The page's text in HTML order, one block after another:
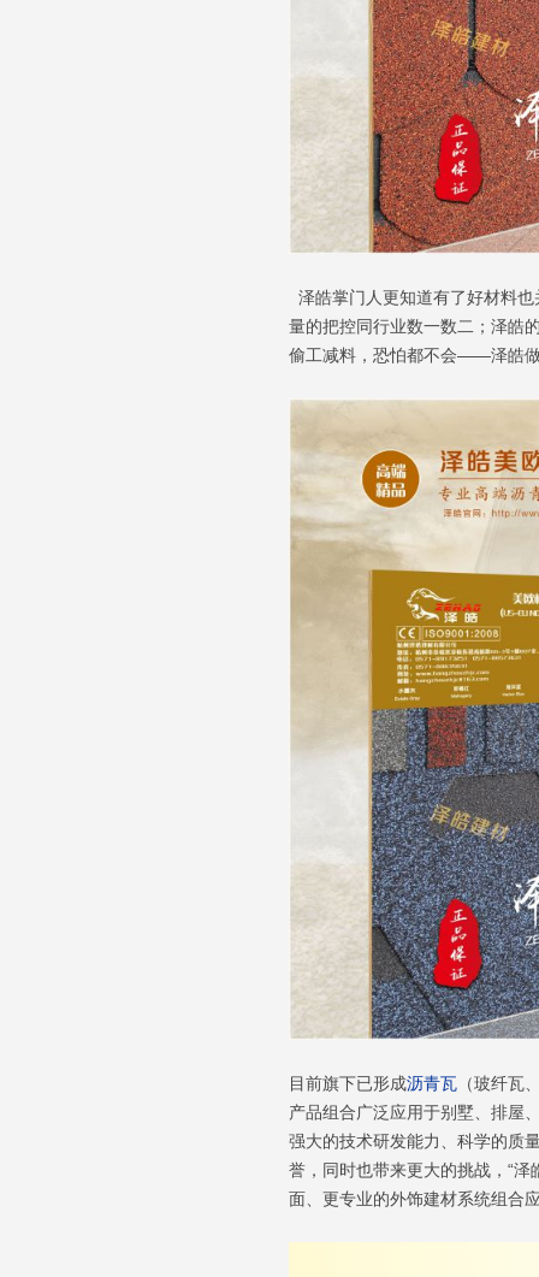
泽皓掌门人更知道有了好材料
量的把控同行业数一数二；泽皓
偷工减料，恐怕都不会——泽皓
目前旗下已形成沥青瓦 （玻纤瓦
产品组合广泛应用于别墅、排屋
强大的技术研发能力、科学的质
誉，同时也带来更大的挑战，“
面、更专业的外饰建材系统组合